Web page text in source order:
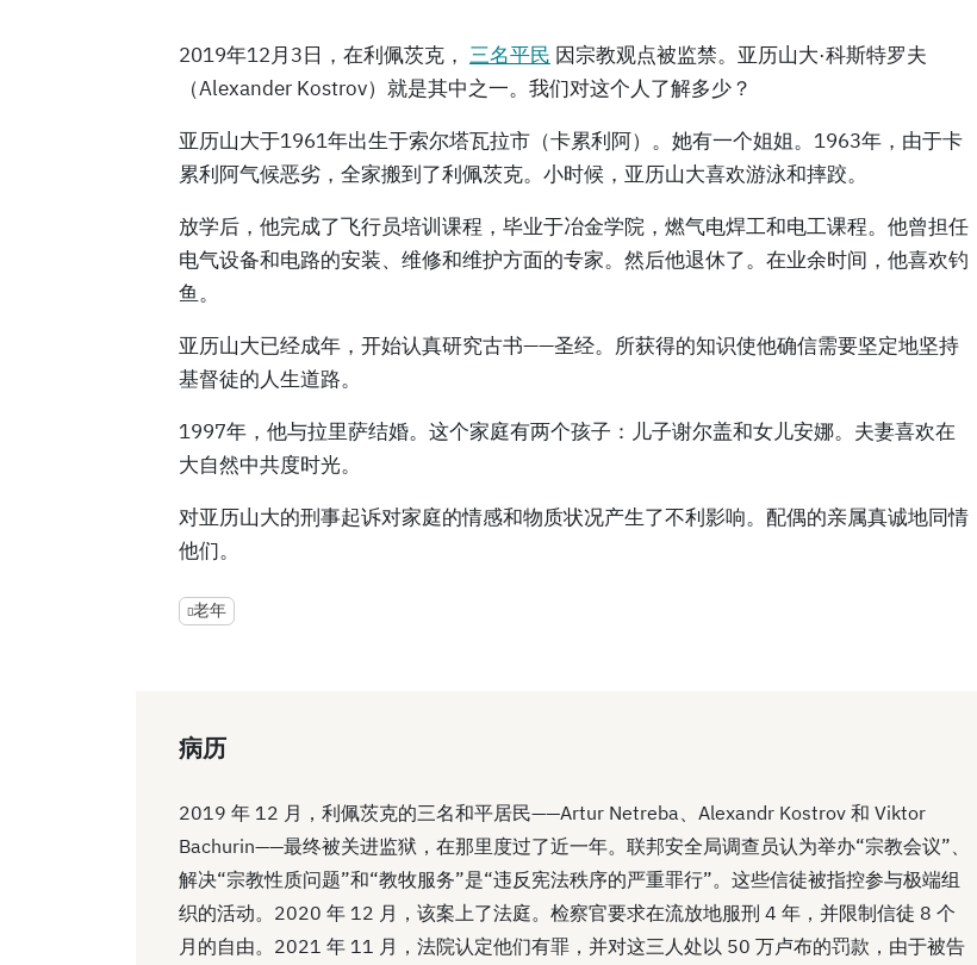
2019年12月3日，在利佩茨克， 三名平民 因宗教观点被监禁。亚历山大·科斯特罗夫
（Alexander Kostrov）就是其中之一。我们对这个人了解多少？
亚历山大于1961年出生于索尔塔瓦拉市（卡累利阿）。她有一个姐姐。1963年，由于卡
累利阿气候恶劣，全家搬到了利佩茨克。小时候，亚历山大喜欢游泳和摔跤。
放学后，他完成了飞行员培训课程，毕业于冶金学院，燃气电焊工和电工课程。他曾担任
电气设备和电路的安装、维修和维护方面的专家。然后他退休了。在业余时间，他喜欢钓
鱼。
亚历山大已经成年，开始认真研究古书——圣经。所获得的知识使他确信需要坚定地坚持
基督徒的人生道路。
1997年，他与拉里萨结婚。这个家庭有两个孩子：儿子谢尔盖和女儿安娜。夫妻喜欢在
大自然中共度时光。
对亚历山大的刑事起诉对家庭的情感和物质状况产生了不利影响。配偶的亲属真诚地同情
他们。
老年
病历
2019 年 12 月，利佩茨克的三名和平居民——Artur Netreba、Alexandr Kostrov 和 Viktor
Bachurin——最终被关进监狱，在那里度过了近一年。联邦安全局调查员认为举办“宗教会议”、
解决“宗教性质问题”和“教牧服务”是“违反宪法秩序的严重罪行”。这些信徒被指控参与极端组
织的活动。2020 年 12 月，该案上了法庭。检察官要求在流放地服刑 4 年，并限制信徒 8 个
月的自由。2021 年 11 月，法院认定他们有罪，并对这三人处以 50 万卢布的罚款，由于被告